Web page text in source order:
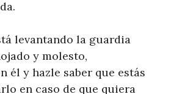
levantando la guardia
y molesto,
él y hazle saber que estás
en caso de que quiera